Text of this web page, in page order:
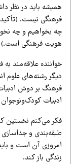
باید در نظر داشته
نیست. (تأکید
بخواهیم و چه نخواهیم،
فرهنگی است.)
علاقه‌مند به
رشته‌های علوم انسانی
بر دوش ادبیات، از
کودک‌ونوجوان نفسی
می‌کنم نخستین کاری
و جداسازی
آن است و باید
باز کند.